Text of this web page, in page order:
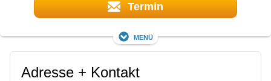
Termin
Menü
Adresse + Kontakt